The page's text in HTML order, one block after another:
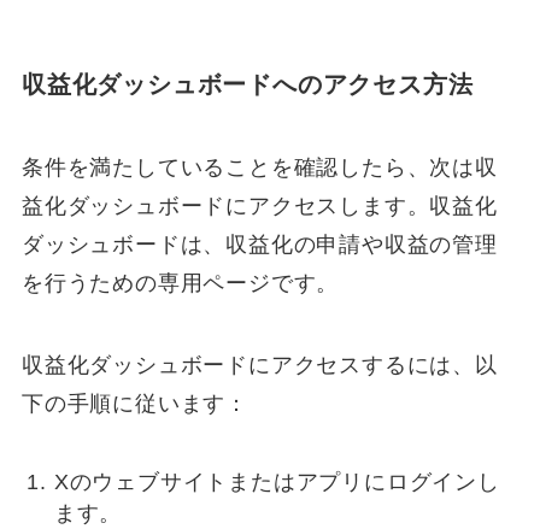
収益化ダッシュボードへのアクセス方法
条件を満たしていることを確認したら、次は収
益化ダッシュボードにアクセスします。収益化
ダッシュボードは、収益化の申請や収益の管理
を行うための専用ページです。
収益化ダッシュボードにアクセスするには、以
下の手順に従います：
Xのウェブサイトまたはアプリにログインし
ます。